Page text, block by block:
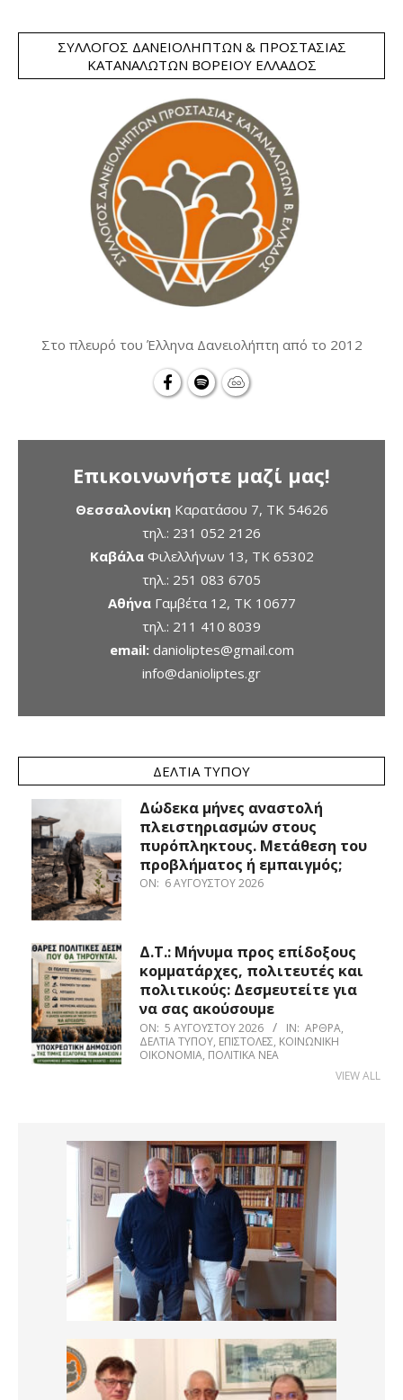
ΣΎΛΛΟΓΟΣ ΔΑΝΕΙΟΛΗΠΤΏΝ & ΠΡΟΣΤΑΣΊΑΣ
ΚΑΤΑΝΑΛΩΤΏΝ ΒΟΡΕΊΟΥ ΕΛΛΆΔΟΣ
Στο πλευρό του Έλληνα Δανειολήπτη από το 2012
Επικοινωνήστε μαζί μας!
ΘεσσαλονίκηΚαρατάσου 7, TK 54626
τηλ.: 231 052 2126
ΚαβάλαΦιλελλήνων 13, ΤΚ 65302
τηλ.: 251 083 6705
ΑθήναΓαμβέτα 12, ΤΚ 10677
τηλ.: 211 410 8039
email: danioliptes@gmail.com
info@danioliptes.gr
ΔΕΛΤΊΑ ΤΎΠΟΥ
Δώδεκα μήνες αναστολή
πλειστηριασμών στους
πυρόπληκτους. Μετάθεση του
προβλήματος ή εμπαιγμός;
ON: 6 ΑΥΓΟΎΣΤΟΥ 2026
Δ.Τ.: Μήνυμα προς επίδοξους
κομματάρχες, πολιτευτές και
πολιτικούς: Δεσμευτείτε για
να σας ακούσουμε
ON: 5 ΑΥΓΟΎΣΤΟΥ 2026 IN: ΆΡΘΡΑ,
ΔΕΛΤΊΑ ΤΎΠΟΥ, ΕΠΙΣΤΟΛΈΣ, ΚΟΙΝΩΝΙΚΉ
ΟΙΚΟΝΟΜΊΑ, ΠΟΛΙΤΙΚΆ ΝΈΑ
VIEW ALL